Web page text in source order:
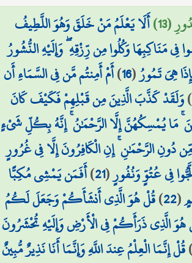
(13)
أَلَا يَعْلَمُ مَنْ خَلَقَ وَهُوَ اللَّطِيفُ
مَنَاكِبِهَا وَكُلُوا مِن رِّزْقِهِ ۖ وَإِلَيْهِ النُّشُورُ
هِيَ تَمُورُ(
16
)أَمْ أَمِنتُم مَّن فِي السَّمَاءِ أَن
)وَلَقَدْ كَذَّبَ الَّذِينَ مِن قَبْلِهِمْ فَكَيْفَ كَانَ
مَا يُمْسِكُهُنَّ إِلَّا الرَّحْمَٰنُ ۚ إِنَّهُ بِكُلِّ شَيْءٍ
الرَّحْمَٰنِ ۚ إِنِ الْكَافِرُونَ إِلَّا فِي غُرُورٍ
فِي عُتُوٍّ وَنُفُورٍ(
21
)أَفَمَن يَمْشِي مُكِبًّا
(
22
)قُلْ هُوَ الَّذِي أَنشَأَكُمْ وَجَعَلَ لَكُمُ
هُوَ الَّذِي ذَرَأَكُمْ فِي الْأَرْضِ وَإِلَيْهِ تُحْشَرُونَ
قُلْ إِنَّمَا الْعِلْمُ عِندَ اللَّهِ وَإِنَّمَا أَنَا نَذِيرٌ مُّبِينٌ